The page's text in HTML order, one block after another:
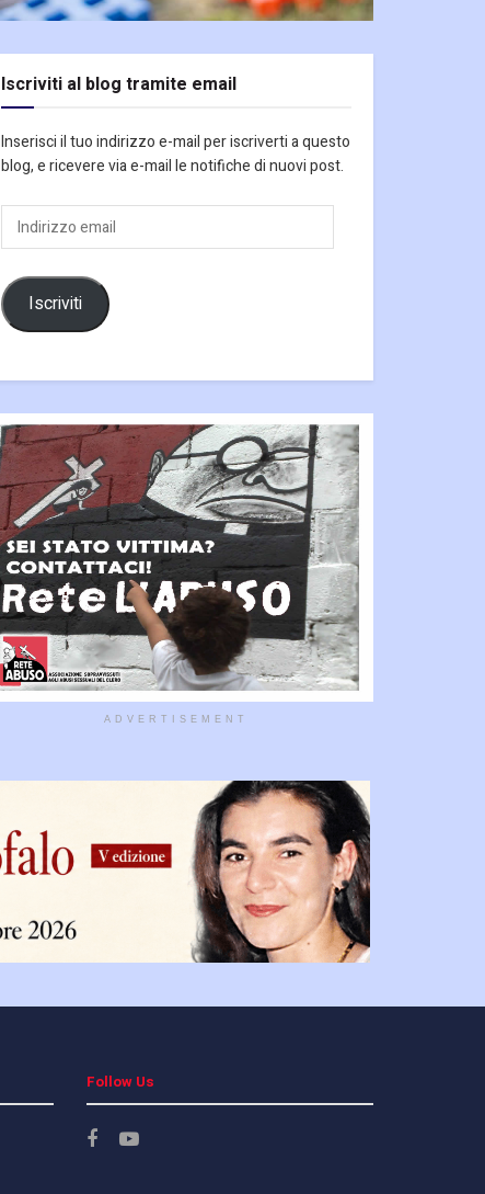
Iscriviti al blog tramite email
Inserisci il tuo indirizzo e-mail per iscriverti a questo
blog, e ricevere via e-mail le notifiche di nuovi post.
Indirizzo
email
Iscriviti
ADVERTISEMENT
Follow Us